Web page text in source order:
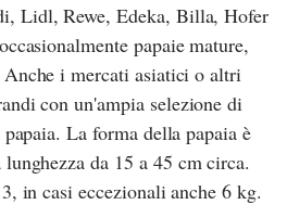
, Lidl,Rewe,Edeka, Billa,Hofer
papaie mature,
i mercati asiatici o altri
con un'ampia selezione di
La forma della papaia è
da 15 a 45 cm circa.
in casi eccezionali anche 6 kg.